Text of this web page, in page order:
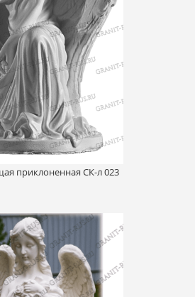
приклоненная СК-л 023